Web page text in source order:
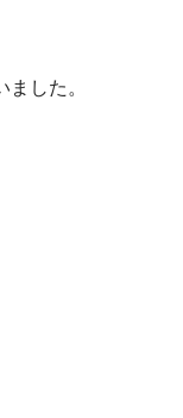
した。